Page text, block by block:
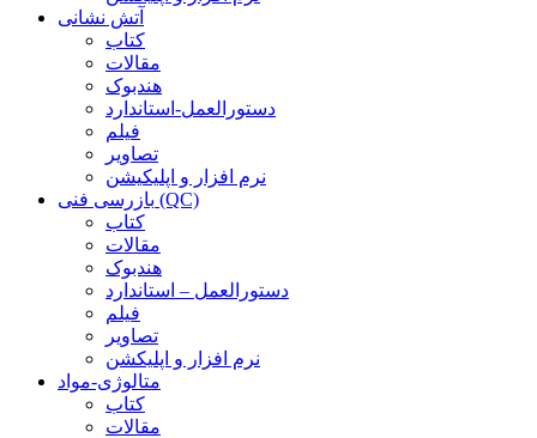
آتش نشانی
کتاب
مقالات
هندبوک
دستورالعمل-استاندارد
فیلم
تصاویر
نرم افزار و اپلیکیشن
بازرسی فنی (QC)
کتاب
مقالات
هندبوک
دستورالعمل – استاندارد
فیلم
تصاویر
نرم افزار و اپلیکشن
متالوژی-مواد
کتاب
مقالات